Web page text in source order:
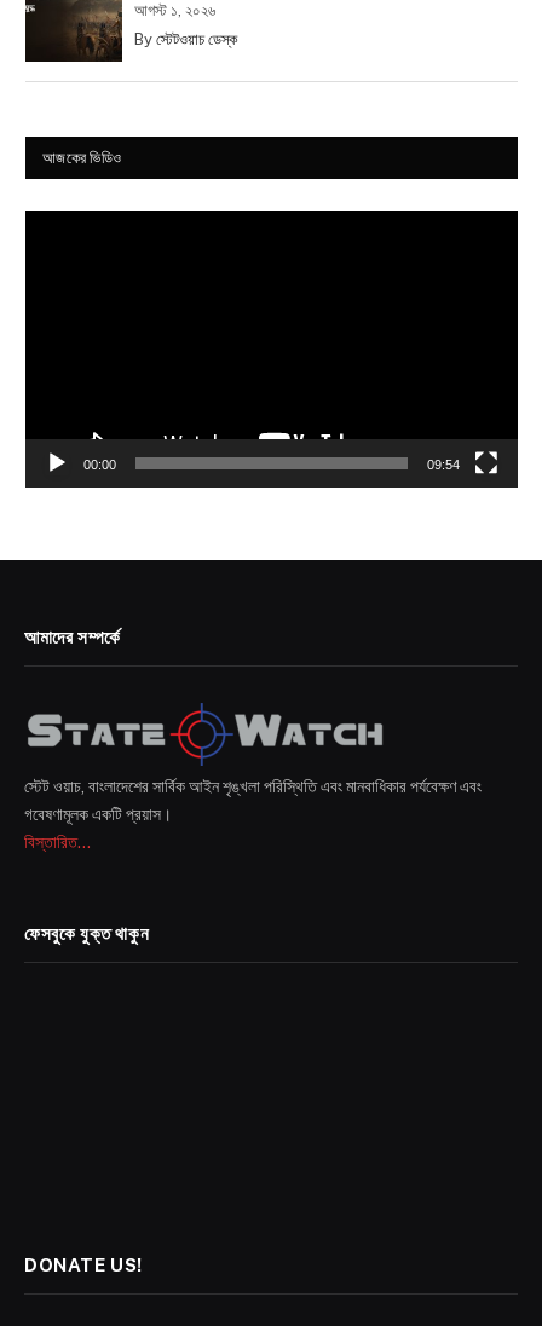
আগস্ট ১, ২০২৬
By স্টেটওয়াচ ডেস্ক
আজকের ভিডিও
00:00 09:54
আমাদের সম্পর্কে
স্টেট ওয়াচ, বাংলাদেশের সার্বিক আইন শৃঙ্খলা পরিস্থিতি এবং মানবাধিকার পর্যবেক্ষণ এবং
গবেষণামূলক একটি প্রয়াস।
বিস্তারিত...
ফেসবুকে যুক্ত থাকুন
DONATE US!